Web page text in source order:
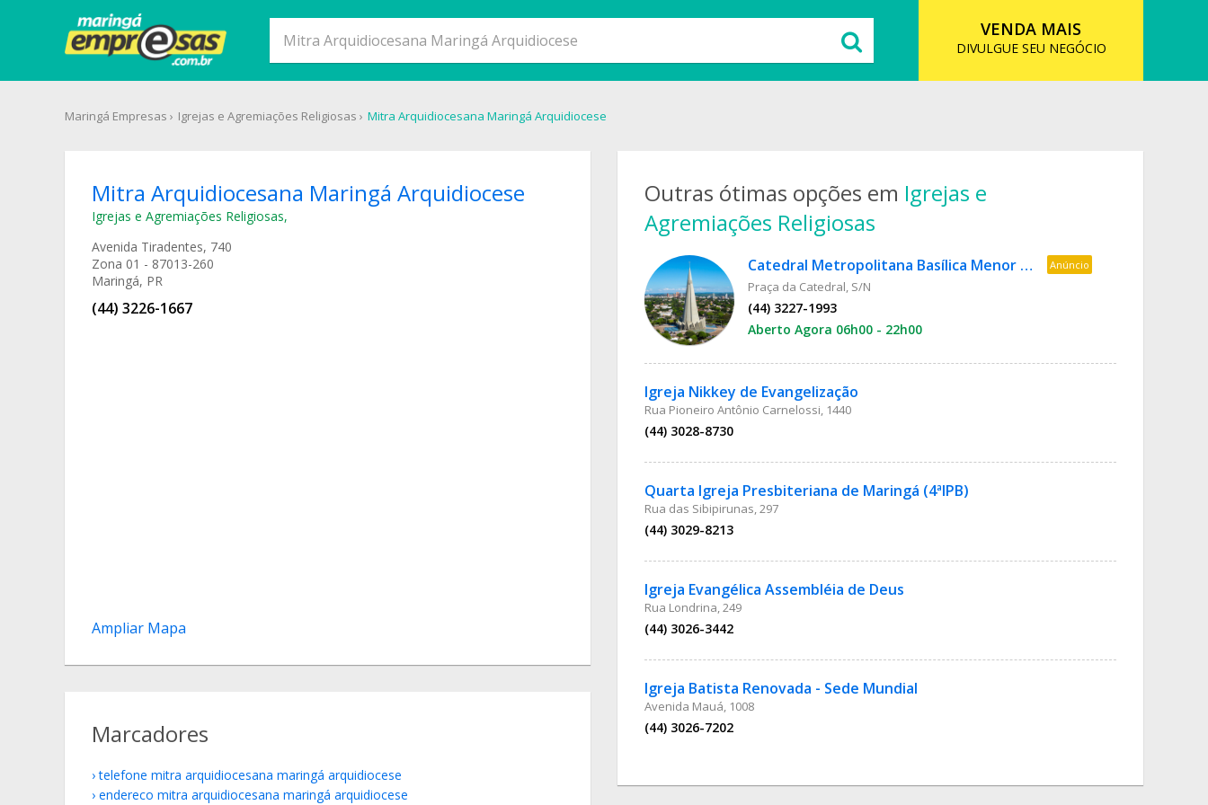
VENDA MAIS
DIVULGUE SEU NEGÓCIO
Maringá Empresas Igrejas e Agremiações Religiosas Mitra Arquidiocesana Maringá Arquidiocese
Mitra Arquidiocesana Maringá Arquidiocese
Igrejas e Agremiações Religiosas,
Avenida Tiradentes, 740
Zona 01 - 87013-260
Maringá, PR
(44) 3226-1667
Ampliar Mapa
Outras ótimas opções em Igrejas e
Agremiações Religiosas
Catedral Metropolitana Basílica Menor Nossa Senhora da Glória Anúncio
Praça da Catedral, S/N
(44) 3227-1993
Aberto Agora 06h00 - 22h00
Igreja Nikkey de Evangelização
Rua Pioneiro Antônio Carnelossi, 1440
(44) 3028-8730
Quarta Igreja Presbiteriana de Maringá (4ªIPB)
Rua das Sibipirunas, 297
(44) 3029-8213
Igreja Evangélica Assembléia de Deus
Rua Londrina, 249
(44) 3026-3442
Igreja Batista Renovada - Sede Mundial
Avenida Mauá, 1008
(44) 3026-7202
Marcadores
telefone mitra arquidiocesana maringá arquidiocese
endereco mitra arquidiocesana maringá arquidiocese